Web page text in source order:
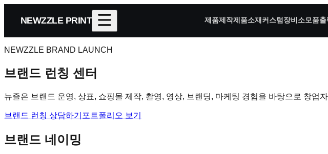
NEWZZLE PRINT 제품제작제품소재 커스텀장비 소모품
NEWZZLE BRAND LAUNCH
브랜드 런칭 센터
뉴즐은 브랜드 운영, 상표, 쇼핑몰 제작, 촬영, 영상, 브랜딩, 마케팅 경험을 바탕으로 창업
브랜드 런칭 상담하기 포트폴리오 보기
브랜드 네이밍